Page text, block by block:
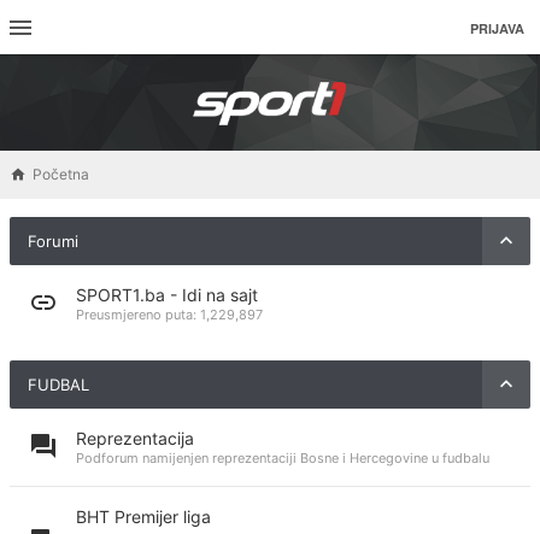
PRIJAVA
Početna
Forumi
SPORT1.ba - Idi na sajt
Preusmjereno puta: 1,229,897
FUDBAL
Reprezentacija
Podforum namijenjen reprezentaciji Bosne i Hercegovine u fudbalu
BHT Premijer liga